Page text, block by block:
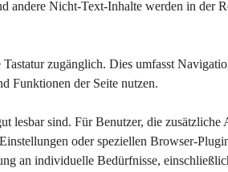
Nicht-Text-Inhalte werden in der
zugänglich. Dies umfasst
Funktionen der Seite nutzen.
lesbar sind. Für Benutzer, die zusätzliche
oder speziellen Browser-
an individuelle Bedürfnisse,